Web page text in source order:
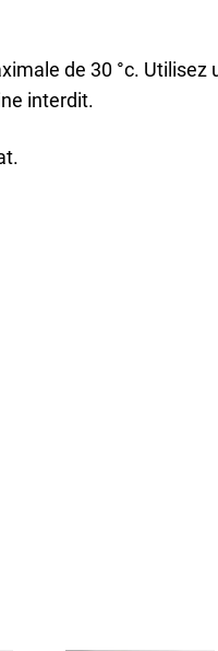
de 30 °c.
interdit.